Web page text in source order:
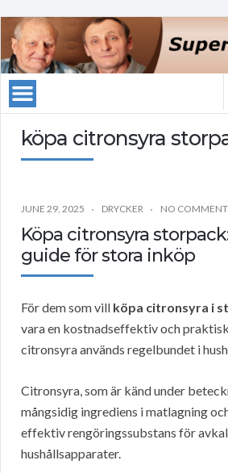
köpa citronsyra
JUNE 29, 2025 DRYCKER NO
Köpa citronsyra
guide för stora inköp
För dem som vill köpa citronsyra i
vara en kostnadseffektiv och
citronsyra används regelbundet i
Citronsyra, som är känd under
mångsidig ingrediens i matlagning
effektiv rengöringssubstans för
hushållsapparater.